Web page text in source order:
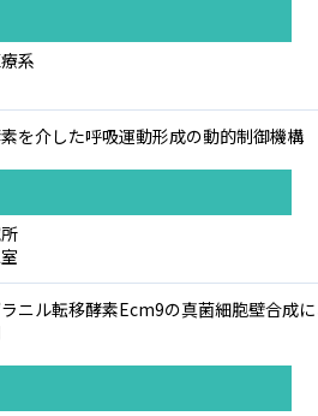
系
を介した呼吸運動形成の動的制御機構
ニル転移酵素Ecm9の真菌細胞壁合成